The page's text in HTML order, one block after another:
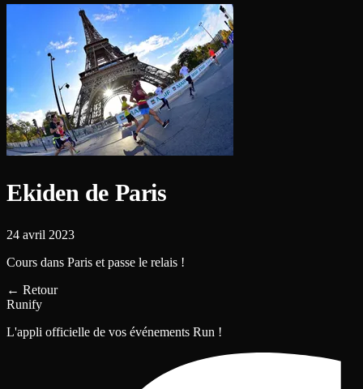
Ekiden de Paris
24 avril 2023
Cours dans Paris et passe le relais !
← Retour
Runify
L'appli officielle de vos événements Run !